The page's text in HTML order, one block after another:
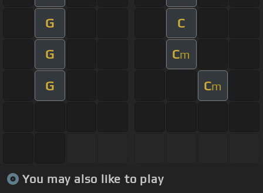
G C
G Cm
G Cm
You may also like to play